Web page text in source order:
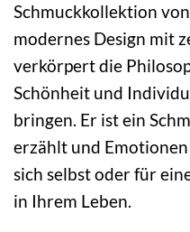
Schmuckkollektion
modernes Design mit
verkörpert die
Schönheit und
bringen. Er ist ein
erzählt und
sich selbst oder für
in Ihrem Leben.